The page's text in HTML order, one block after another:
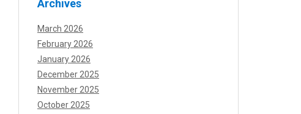
Archives
March 2026
February 2026
January 2026
December 2025
November 2025
October 2025